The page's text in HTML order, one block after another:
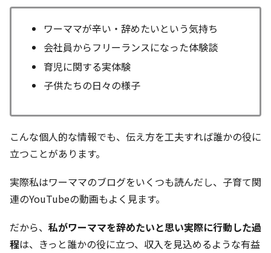
ワーママが辛い・辞めたいという気持ち
会社員からフリーランスになった体験談
育児に関する実体験
子供たちの日々の様子
こんな個人的な情報でも、伝え方を工夫すれば誰かの役に
立つことがあります。
実際私はワーママのブログをいくつも読んだし、子育て関
連のYouTubeの動画もよく見ます。
だから、 私がワーママを辞めたいと思い実際に行動した過
程は、きっと誰かの役に立つ、収入を見込めるような有益